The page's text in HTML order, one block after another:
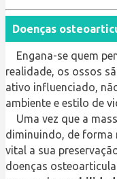
Doenças
Engana-se quem
realidade, os ossos
ativo influenciado,
ambiente e estilo de
Uma vez que a
diminuindo, de forma
vital a sua
doenças